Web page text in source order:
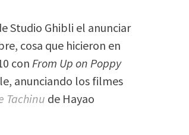
Studio Ghibli el anunciar
cosa que hicieron en
con From Up on Poppy
anunciando los filmes
Tachinu de Hayao